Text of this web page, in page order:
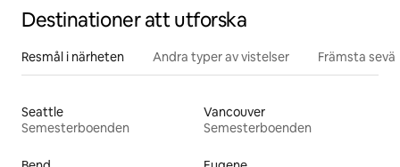
Destinationer att utforska
Resmål i närheten Andra typer av vistelser Främsta
Seattle
Semesterboenden
Vancouver
Semesterboenden